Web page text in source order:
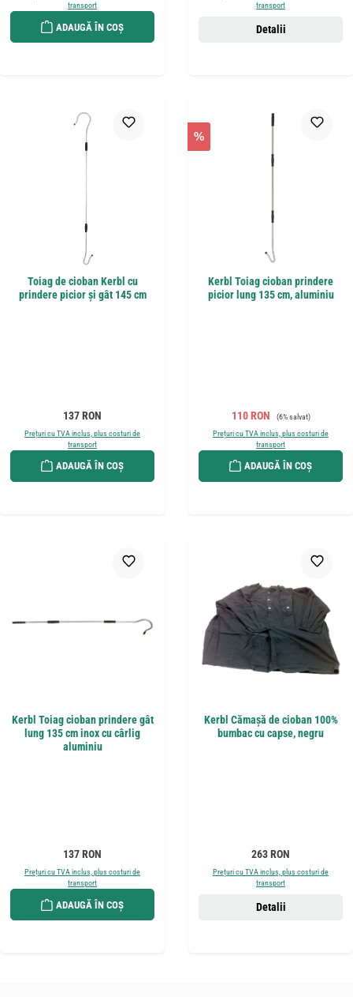
transport
ADAUGĂ ÎN COȘ
transport
Detalii
Toiag de cioban Kerbl cu
prindere picior și gât 145 cm
Preț obișnuit:
137 RON
Prețuri cu TVA inclus, plus costuri de
transport
ADAUGĂ ÎN COȘ
%
Kerbl Toiag cioban prindere
picior lung 135 cm, aluminiu
Preț de vânzare:
110 RON Preț obișnuit:
(6% salvat)
Prețuri cu TVA inclus, plus costuri de
transport
ADAUGĂ ÎN COȘ
Kerbl Toiag cioban prindere gât
lung 135 cm inox cu cârlig
aluminiu
Preț obișnuit:
137 RON
Prețuri cu TVA inclus, plus costuri de
transport
ADAUGĂ ÎN COȘ
Kerbl Cămașă de cioban 100%
bumbac cu capse, negru
Preț obișnuit:
263 RON
Prețuri cu TVA inclus, plus costuri de
transport
Detalii